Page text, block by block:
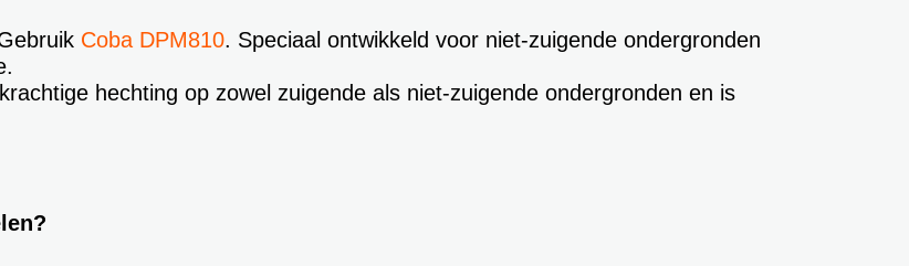
Coba DPM810. Speciaal ontwikkeld voor niet-zuigende ondergronden
hechting op zowel zuigende als niet-zuigende ondergronden en is